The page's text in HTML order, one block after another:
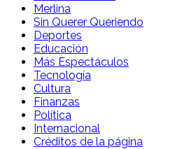
Merlina
Sin Querer Queriendo
Deportes
Educación
Más Espectáculos
Tecnología
Cultura
Finanzas
Política
Internacional
Créditos de la página